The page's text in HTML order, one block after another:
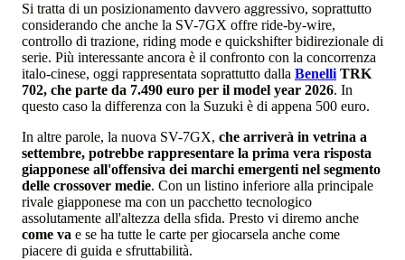
Si tratta di un posizionamento davvero aggressivo, soprattutto
considerando che anche la SV-7GX offre ride-by-wire,
controllo di trazione, riding mode e quickshifter bidirezionale di
serie. Più interessante ancora è il confronto con la concorrenza
italo-cinese, oggi rappresentata soprattutto dalla Benelli TRK
702, che parte da 7.490 euro per il model year 2026. In
questo caso la differenza con la Suzuki è di appena 500 euro.
In altre parole, la nuova SV-7GX, che arriverà in vetrina a
settembre, potrebbe rappresentare la prima vera risposta
giapponese all'offensiva dei marchi emergenti nel segmento
delle crossover medie. Con un listino inferiore alla principale
rivale giapponese ma con un pacchetto tecnologico
assolutamente all'altezza della sfida. Presto vi diremo anche
come va e se ha tutte le carte per giocarsela anche come
piacere di guida e sfruttabilità.